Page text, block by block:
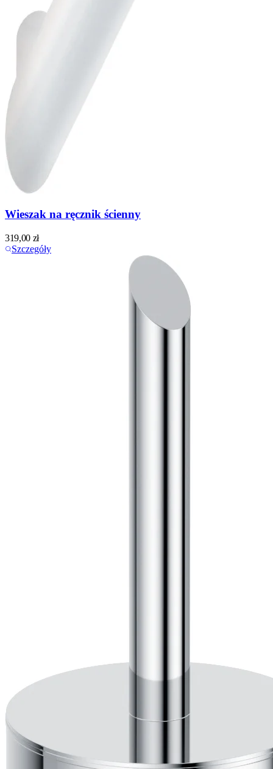
Wieszak na ręcznik ścienny
319,00 zł
Szczegóły